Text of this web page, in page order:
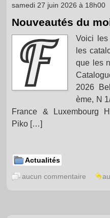
samedi 27 juin 2026 à 18h00
Nouveautés du
Voici les
les
que les
2026
ème, N
France & Luxembourg
Piko […]
Actualités
aucun commentaire